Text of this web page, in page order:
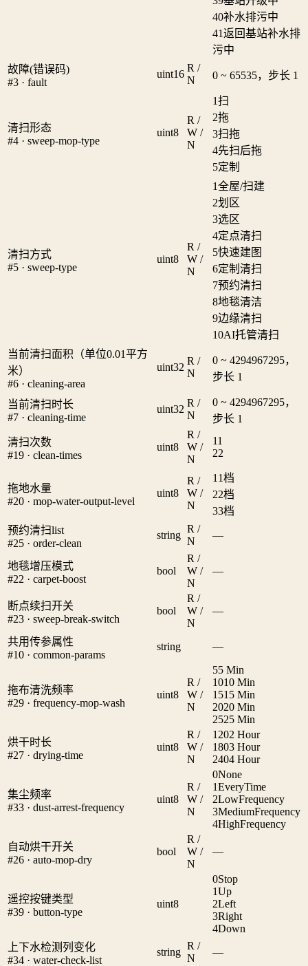
40补水排污中
41返回基站补水排
污中
故障(错误码)
#3 · fault
uint16
R /
N
0 ~ 65535，步长 1
清扫形态
#4 · sweep-mop-type
uint8
R /
W /
N
1扫
2拖
3扫拖
4先扫后拖
5定制
清扫方式
#5 · sweep-type
uint8
R /
W /
N
1全屋/扫建
2划区
3选区
4定点清扫
5快速建图
6定制清扫
7预约清扫
8地毯清洁
9边缘清扫
10AI托管清扫
当前清扫面积（单位0.01平方
米）
#6 · cleaning-area
uint32
R /
N
0 ~ 4294967295，
步长 1
当前清扫时长
#7 · cleaning-time
uint32
R /
N
0 ~ 4294967295，
步长 1
清扫次数
#19 · clean-times
uint8
R /
W /
N
11
22
拖地水量
#20 · mop-water-output-level
uint8
R /
W /
N
1 1档
22档
33档
预约清扫list
#25 · order-clean
string
R /
N
—
地毯增压模式
#22 · carpet-boost
bool
R /
W /
N
—
断点续扫开关
#23 · sweep-break-switch
bool
R /
W /
N
—
共用传参属性
#10 · common-params
string —
拖布清洗频率
#29 · frequency-mop-wash
uint8
R /
W /
N
55 Min
1010 Min
1515 Min
2020 Min
2525 Min
烘干时长
#27 · drying-time
uint8
R /
W /
N
1202 Hour
1803 Hour
2404 Hour
集尘频率
#33 · dust-arrest-frequency
uint8
R /
W /
N
0None
1EveryTime
2LowFrequency
3MediumFrequency
4HighFrequency
自动烘干开关
#26 · auto-mop-dry
bool
R /
W /
N
—
遥控按键类型
#39 · button-type
uint8
0Stop
1Up
2Left
3Right
4Down
上下水检测列变化
#34 · water-check-list
string
R /
N
—